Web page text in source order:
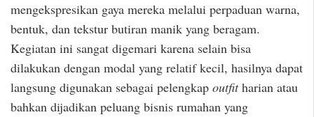
mengekspresikan gaya mereka melalui perpaduan warna,
bentuk, dan tekstur butiran manik yang beragam.
Kegiatan ini sangat digemari karena selain bisa
dilakukan dengan modal yang relatif kecil, hasilnya dapat
langsung digunakan sebagai pelengkap outfitharian atau
bahkan dijadikan peluang bisnis rumahan yang